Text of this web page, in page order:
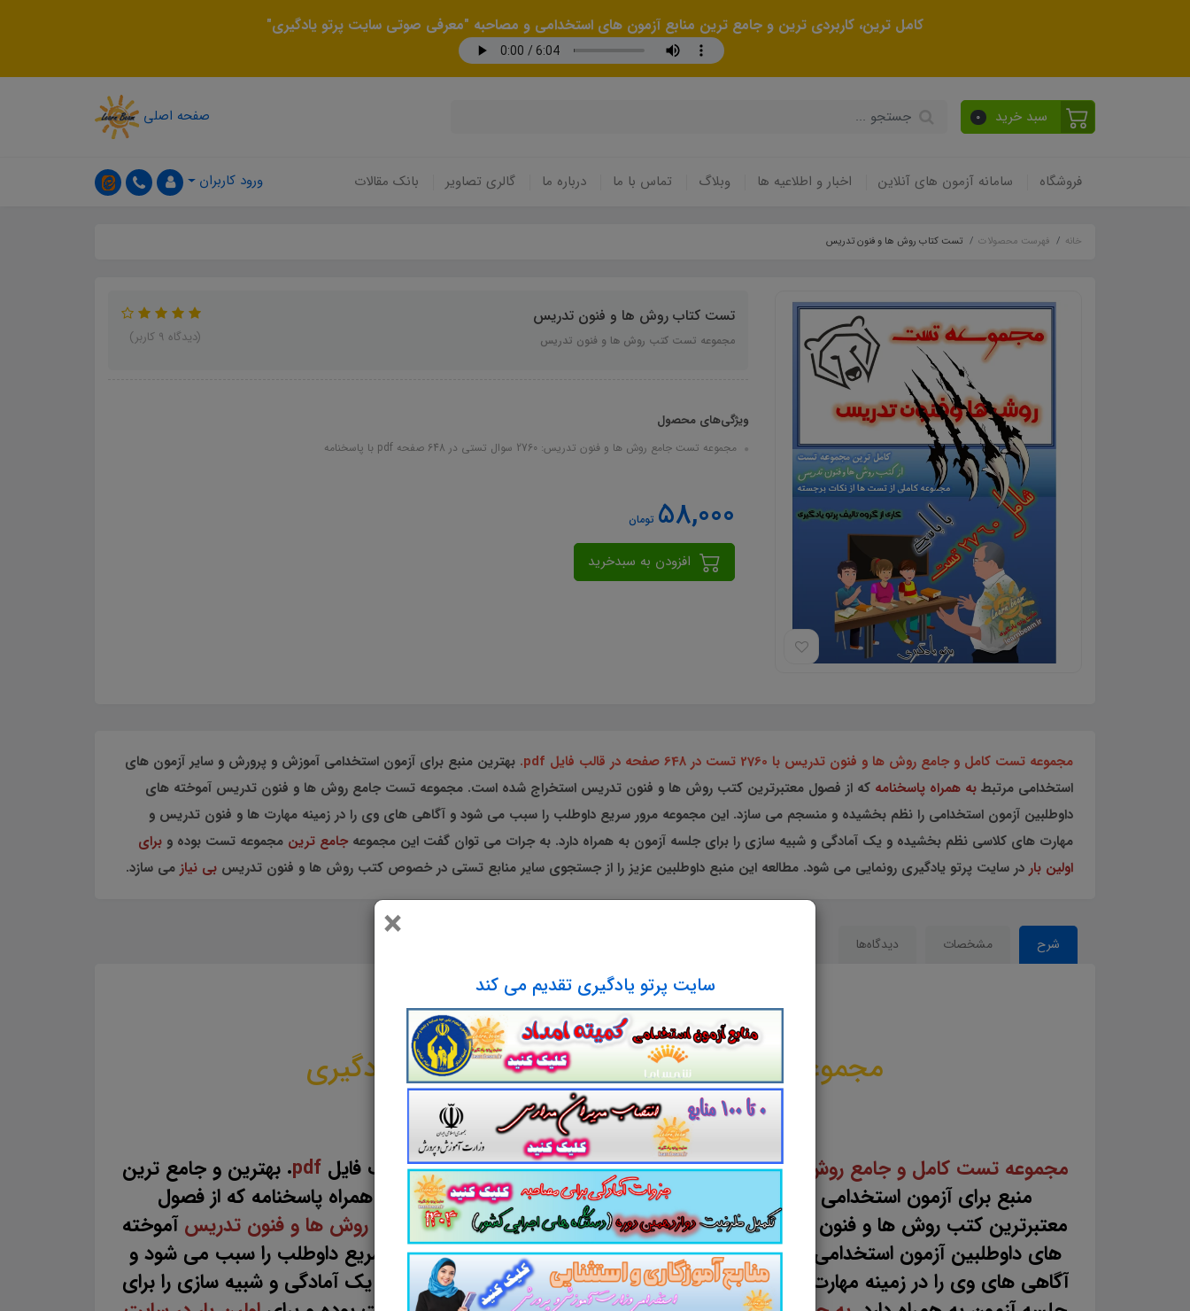
کامل ترین، کاربردی ترین و جامع ترین منابع آزمون های استخدامی و مصاحبه "معرفی صوتی سایت پرتو یادگیری"
سبد خرید 0 صفحه اصلی
فروشگاه سامانه آزمون های آنلاین اخبار و اطلاعیه ها وبلاگ تماس با ما درباره ما گالری تصاویر بانک مقالات ورود کاربران
×
سایت پرتو یادگیری تقدیم می کند
خانه فهرست محصولات تست کتاب روش ها و فنون تدریس
تست کتاب روش ها و فنون تدریس
مجموعه تست کتب روش ها و فنون تدریس (دیدگاه 9 کاربر)
ویژگی‌های محصول
مجموعه تست جامع روش ها و فنون تدریس: 2760 سوال تستی در 648 صفحه pdf با پاسخنامه
58,000 تومان
مجموعه تست کامل و جامع روش ها و فنون تدریس با 2760 تست در 648 صفحه در قالب فایل pdf.
بهترین منبع برای آزمون استخدامی آموزش و پرورش و سایر آزمون های
استخدامی مرتبط به همراه پاسخنامه که از فصول معتبرترین کتب روش ها و فنون تدریس استخراج شده است. مجموعه تست جامع روش ها و فنون تدریس آموخته های
داوطلبین آزمون استخدامی را نظم بخشیده و منسجم می سازد. این مجموعه مرور سریع داوطلب را سبب می شود و آگاهی های وی را در زمینه مهارت ها و فنون تدریس و
مهارت های کلاسی نظم بخشیده و یک آمادگی و شبیه سازی را برای جلسه آزمون به همراه دارد. به جرات می توان گفت این مجموعه جامع ترین مجموعه تست بوده و برای
اولین بار در سایت پرتو یادگیری رونمایی می شود. مطالعه این منبع داوطلبین عزیز را از جستجوی سایر منابع تستی در خصوص کتب روش ها و فنون تدریس بی نیاز می سازد.
شرح مشخصات دیدگاه‌ها
سایت پرتو یادگیری تقدیم می کند
مجموعه تستی ارزشمند و کامل از گروه پرتو یادگیری
مجموعه تست خرسی روشها و فنون تدریس
مجموعه تست کامل و جامع روش ها و فنون تدریسبا2760 تست در648 صفحه در قالب فایلpdf. بهترین و جامع ترین
منبع برای آزمون استخدامی آموزش و پرورش و سایر آزمون های استخدامی مرتبط به همراه پاسخنامه که از فصول
معتبرترین کتب روش ها و فنون تدریس استخراج شده است.مجموعه تست جامع خرسی روش ها و فنون تدریس آموخته
های داوطلبین آزمون استخدامی را نظم بخشیده و منسجم می سازد. این مجموعه مرور سریع داوطلب را سبب می شود و
آگاهی های وی را در زمینه مهارت ها و فنون تدریس و مهارت های کلاسی نظم بخشیده و یک آمادگی و شبیه سازی را برای